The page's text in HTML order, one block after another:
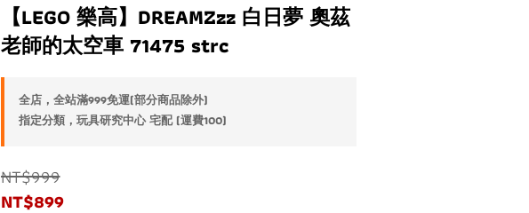
【LEGO 樂高】DREAMZzz 白日夢 奧茲
老師的太空車 71475 strc
全店，全站滿999免運(部分商品除外)
指定分類，玩具研究中心 宅配 (運費100)
NT$999
NT$899